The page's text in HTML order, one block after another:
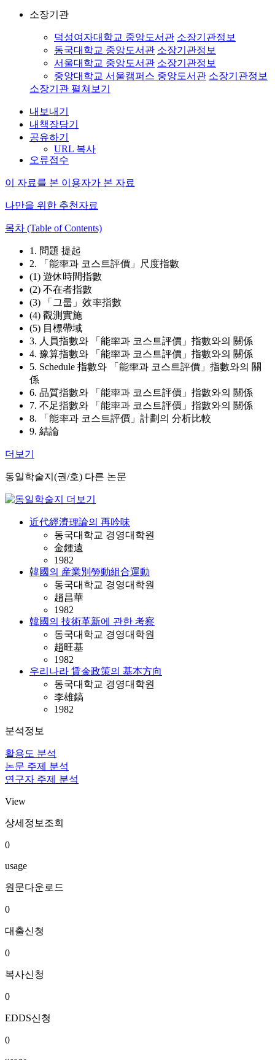
소장기관
덕성여자대학교 중앙도서관 소장기관정보
동국대학교 중앙도서관 소장기관정보
서울대학교 중앙도서관 소장기관정보
중앙대학교 서울캠퍼스 중앙도서관 소장기관정보
소장기관 펼쳐보기
내보내기
내책장담기
공유하기
URL 복사
오류접수
이 자료를 본 이용자가 본 자료
나만을 위한 추천자료
목차 (Table of Contents)
1. 問題 提起
2. 「能率과 코스트評價」尺度指數
(1) 遊休時間指數
(2) 不在者指數
(3) 「그룹」效率指數
(4) 觀測實施
(5) 目標帶域
3. 人員指數와 「能率과 코스트評價」指數와의 關係
4. 豫算指數와 「能率과 코스트評價」指數와의 關係
5. Schedule 指數와 「能率과 코스트評價」指數와의 關
係
6. 品質指數와 「能率과 코스트評價」指數와의 關係
7. 不足指數와 「能率과 코스트評價」指數와의 關係
8. 「能率과 코스트評價」計劃의 分析比較
9. 結論
더보기
동일학술지(권/호) 다른 논문
近代經濟理論의 再吟味
동국대학교 경영대학원
金鍾遠
1982
韓國의 産業別勞動組合運動
동국대학교 경영대학원
趙昌華
1982
韓國의 技術革新에 관한 考察
동국대학교 경영대학원
趙旺基
1982
우리나라 賃金政策의 基本方向
동국대학교 경영대학원
李雄鎬
1982
분석정보
활용도 분석
논문 주제 분석
연구자 주제 분석
View
상세정보조회
0
usage
원문다운로드
0
대출신청
0
복사신청
0
EDDS신청
0